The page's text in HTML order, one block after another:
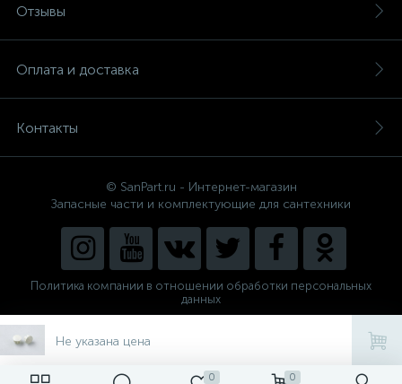
0 0
Не указана цена
Отзывы
Оплата и доставка
Контакты
© SanPart.ru - Интернет-магазин
Запасные части и комплектующие для сантехники
Политика компании в отношении обработки персональных
данных